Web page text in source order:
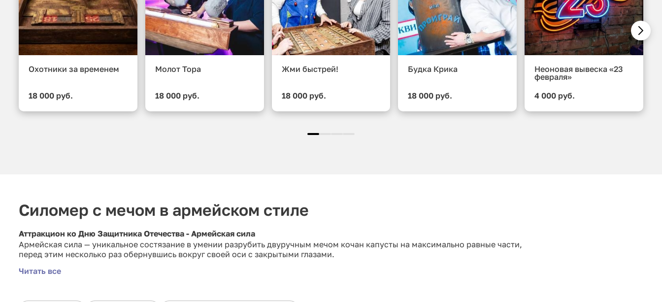
Охотники за временем
18 000 руб.
Молот Тора
18 000 руб.
Жми быстрей!
18 000 руб.
Будка Крика
18 000 руб.
Неоновая вывеска «23
февраля»
4 000 руб.
Силомер с мечом в армейском стиле
Аттракцион ко Дню Защитника Отечества - Армейская сила
Армейская сила — уникальное состязание в умении разрубить двуручным мечом кочан капусты на максимально равные части,
перед этим несколько раз обернувшись вокруг своей оси с закрытыми глазами.
Читать все